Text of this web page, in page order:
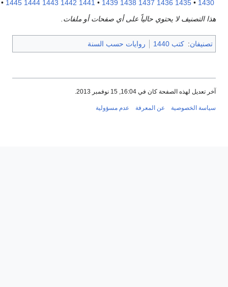
•
1435
1436
1437
1438
1439
•
1441
1442
1443
1444
1445
•
1450
التصنيف لا يحتوي حالياً على أي صفحات أو ملفات.
: كتب 1440 روايات حسب السنة
لهذه الصفحة كان في 16:04, 15 نوفمبر 2013.
الخصوصية عن المعرفة عدم مسؤولية